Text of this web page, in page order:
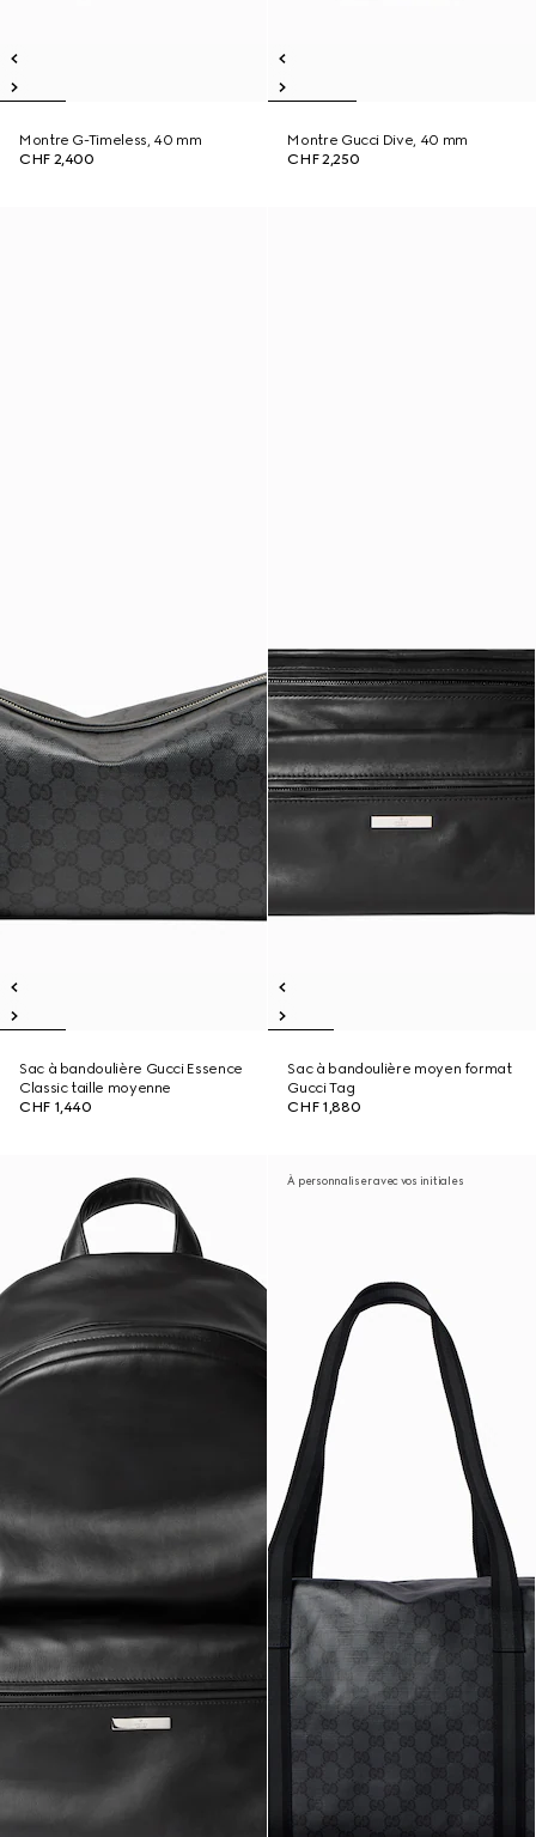
Montre G-Timeless, 40 mm
CHF 2,400
Montre Gucci Dive, 40 mm
CHF 2,250
Sac à bandoulière Gucci Essence
Classic taille moyenne
CHF 1,440
Sac à bandoulière moyen format
Gucci Tag
CHF 1,880
À personnaliser avec vos initiales